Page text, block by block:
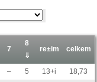
7
8
⇓
re±im celkem
– 5 13+i
18,73